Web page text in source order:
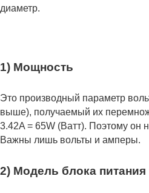
диаметр.
1) Мощность
Это производный параметр
выше), получаемый их
3.42A = 65W (Ватт). Поэтому он
Важны лишь вольты и амперы.
2) Модель блока питания